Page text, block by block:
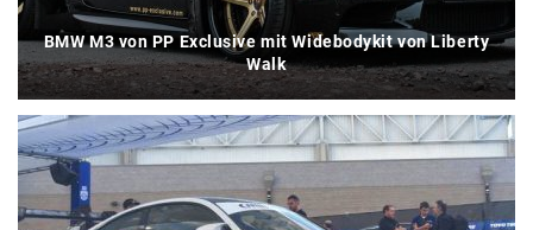
BMW M3 von PP Exclusive mit Widebodykit von Liberty
Walk